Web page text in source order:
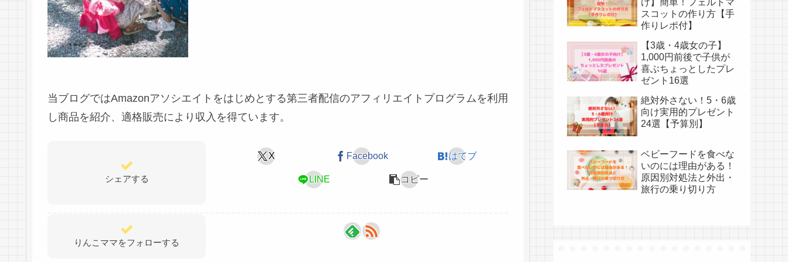
当ブログではAmazonアソシエイトをはじめとする第三者配信のアフィリエイトプログラムを利用
し商品を紹介、適格販売により収入を得ています。
シェアする
X Facebook はてブ
LINE コピー
りんこママをフォローする
け】簡単！フェルトマ
スコットの作り方【手
作りレポ付】
【3歳・4歳女の子】
1,000円前後で子供が
喜ぶちょっとしたプレ
ゼント16選
絶対外さない！5・6歳
向け実用的プレゼント
24選【予算別】
ベビーフードを食べな
いのには理由がある！
原因別対処法と外出・
旅行の乗り切り方